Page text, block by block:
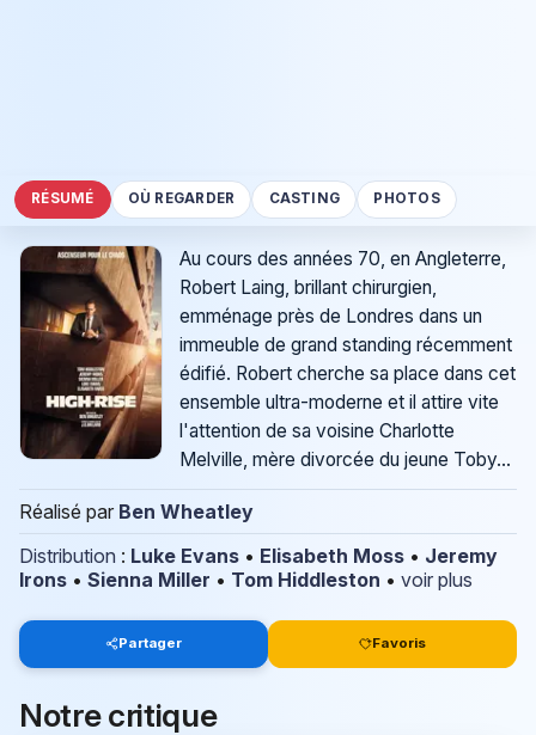
RÉSUMÉ OÙ REGARDER CASTING PHOTOS
Au cours des années 70, en Angleterre,
Robert Laing, brillant chirurgien,
emménage près de Londres dans un
immeuble de grand standing récemment
édifié. Robert cherche sa place dans cet
ensemble ultra-moderne et il attire vite
l'attention de sa voisine Charlotte
Melville, mère divorcée du jeune Toby...
Réalisé par Ben Wheatley
Distribution : Luke Evans • Elisabeth Moss • Jeremy
Irons • Sienna Miller • Tom Hiddleston • voir plus
Partager Favoris
Notre critique